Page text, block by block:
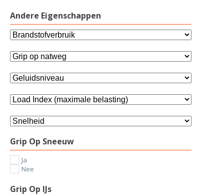
UNIROYAL
YOKOHAMA
Andere Eigenschappen
Grip Op Sneeuw
Ja
Nee
Grip Op IJs